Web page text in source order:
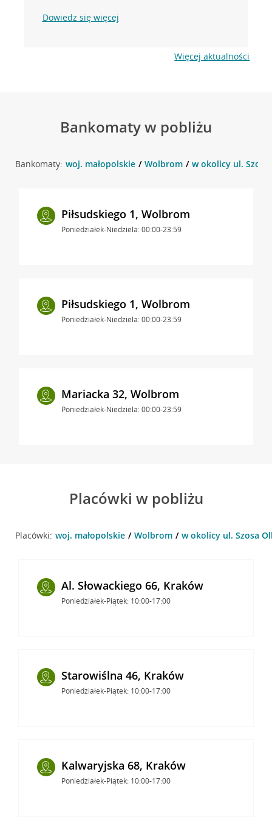
Dowiedz się więcej
Więcej aktualności
Bankomaty w pobliżu
Bankomaty: woj. małopolskie Wolbrom w okolicy ul.
Piłsudskiego 1, Wolbrom
Poniedziałek-Niedziela: 00:00-23:59
Piłsudskiego 1, Wolbrom
Poniedziałek-Niedziela: 00:00-23:59
Mariacka 32, Wolbrom
Poniedziałek-Niedziela: 00:00-23:59
Placówki w pobliżu
Placówki: woj. małopolskie Wolbrom w okolicy ul. Szosa
Al. Słowackiego 66, Kraków
Poniedziałek-Piątek: 10:00-17:00
Starowiślna 46, Kraków
Poniedziałek-Piątek: 10:00-17:00
Kalwaryjska 68, Kraków
Poniedziałek-Piątek: 10:00-17:00